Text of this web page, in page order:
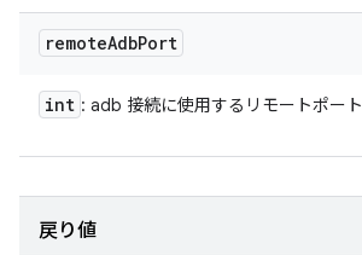
remoteAdbPort
int : adb 接続に使用するリモートポート
戻り値